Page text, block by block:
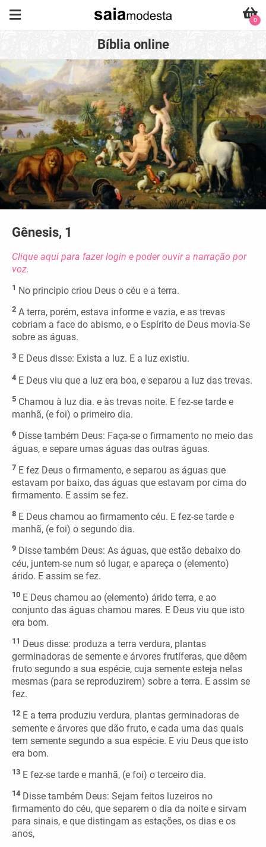
0
Bíblia online
Gênesis, 1
Clique aqui para fazer login e poder ouvir a narração por
voz.
1 No principio criou Deus o céu e a terra.
2 A terra, porém, estava informe e vazia, e as trevas
cobriam a face do abismo, e o Espírito de Deus movia-Se
sobre as águas.
3 E Deus disse: Exista a luz. E a luz existiu.
4 E Deus viu que a luz era boa, e separou a luz das trevas.
5 Chamou à luz dia. e às trevas noite. E fez-se tarde e
manhã, (e foi) o primeiro dia.
6 Disse também Deus: Faça-se o firmamento no meio das
águas, e separe umas águas das outras águas.
7 E fez Deus o firmamento, e separou as águas que
estavam por baixo, das águas que estavam por cima do
firmamento. E assim se fez.
8 E Deus chamou ao firmamento céu. E fez-se tarde e
manhã, (e foi) o segundo dia.
9 Disse também Deus: As águas, que estão debaixo do
céu, juntem-se num só lugar, e apareça o (elemento)
árido. E assim se fez.
10 E Deus chamou ao (elemento) árido terra, e ao
conjunto das águas chamou mares. E Deus viu que isto
era bom.
11 Deus disse: produza a terra verdura, plantas
germinadoras de semente e árvores frutíferas, que dêem
fruto segundo a sua espécie, cuja semente esteja nelas
mesmas (para se reproduzirem) sobre a terra. E assim se
fez.
12 E a terra produziu verdura, plantas germinadoras de
semente e árvores que dão fruto, e cada uma das quais
tem semente segundo a sua espécie. E viu Deus que isto
era bom.
13 E fez-se tarde e manhã, (e foi) o terceiro dia.
14 Disse também Deus: Sejam feitos luzeiros no
firmamento do céu, que separem o dia da noite e sirvam
para sinais, e que distingam as estações, os dias e os
anos,